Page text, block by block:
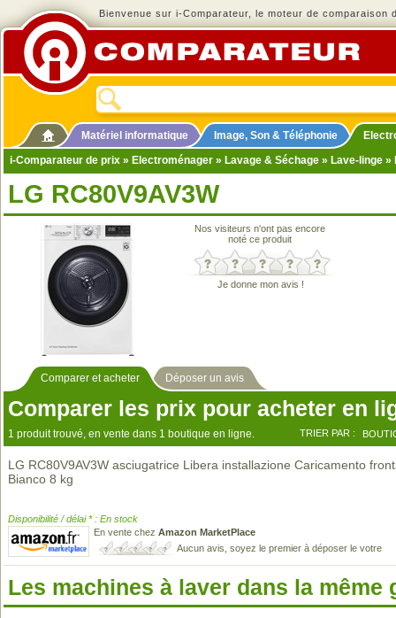
Bienvenue sur i-Comparateur, le moteur de comparaison
Matériel informatique Image, Son & Téléphonie
i-Comparateur de prix » Electroménager » Lavage & Séchage » Lave-linge »
LG RC80V9AV3W
Nos visiteurs n'ont pas encore
noté ce produit
Je donne mon avis !
Comparer et acheter Déposer un avis
Comparer les prix pour acheter en
1 produit trouvé, en vente dans 1 boutique en ligne. TRIER PAR :
LG RC80V9AV3W asciugatrice Libera installazione Caricamento
Bianco 8 kg
Disponibilité / délai * : En stock
En vente chez Amazon MarketPlace
Aucun avis, soyez le premier à déposer le votre
Les machines à laver dans la même